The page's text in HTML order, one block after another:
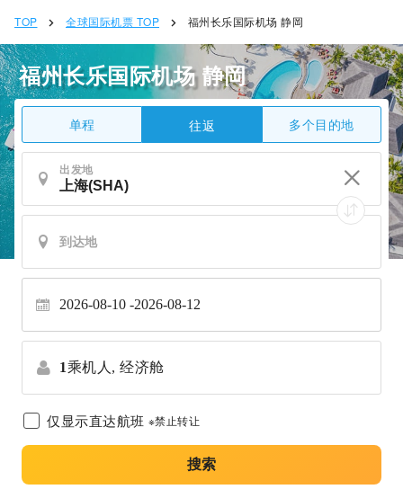
TOP 全球国际机票 TOP 福州长乐国际机场 静岡
福州长乐国际机场 静岡
单程 往返 多个目的地
出发地
2026-08-10 2026-08-12
1乘机人, 经济舱
仅显示直达航班 ※禁止转让
搜索